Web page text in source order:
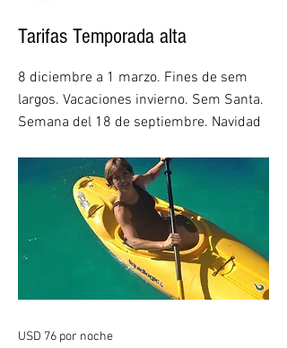
Tarifas Temporada alta
8 diciembre a 1 marzo. Fines de sem
largos. Vacaciones invierno. Sem Santa.
Semana del 18 de septiembre. Navidad
USD 76 por noche